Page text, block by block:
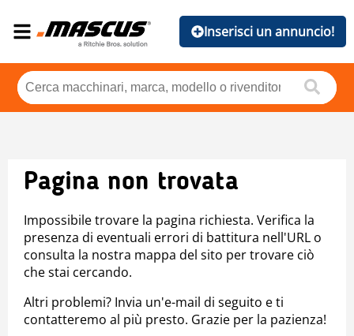
Inserisci un annuncio!
Pagina non trovata
Impossibile trovare la pagina richiesta. Verifica la
presenza di eventuali errori di battitura nell'URL o
consulta la nostra mappa del sito per trovare ciò
che stai cercando.
Altri problemi? Invia un'e-mail di seguito e ti
contatteremo al più presto. Grazie per la pazienza!